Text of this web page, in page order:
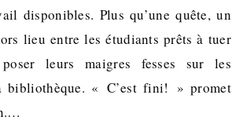
disponibles. Plus qu’une quête, un
lieu entre les étudiants prêts à tuer
leurs maigres fesses sur les
bibliothèque. « C’est fini! » promet